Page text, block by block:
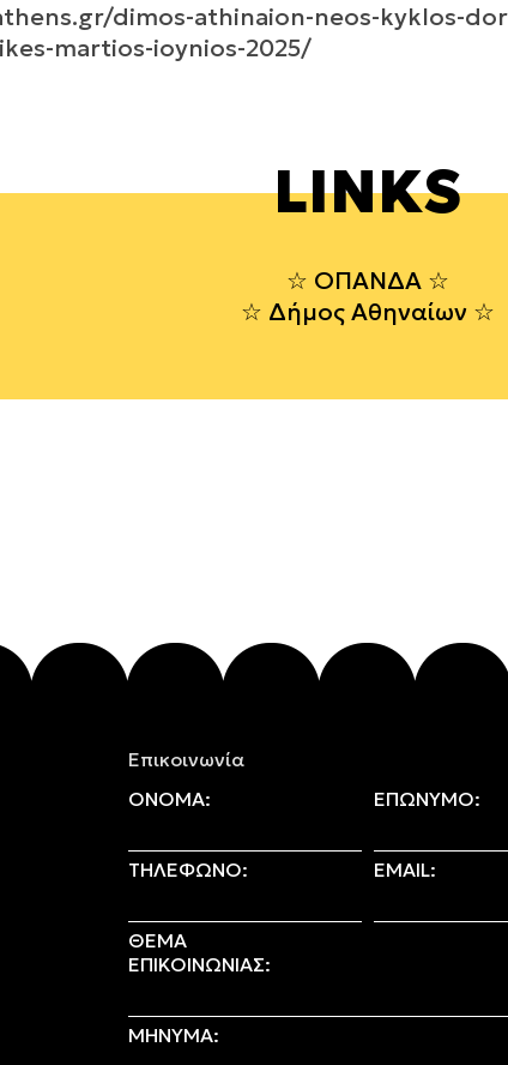
dimos-athinaion-neos-kyklos-
martios-ioynios-2025/
LINKS
ΟΠΑΝΔΑ
Δήμος Αθηναίων
Επικοινωνία
ΟΝΟΜΑ:
ΕΠΩΝΥΜΟ:
ΤΗΛΕΦΩΝΟ: EMAIL:
ΘΕΜΑ
ΕΠΙΚΟΙΝΩΝΙΑΣ:
ΜΗΝΥΜΑ: